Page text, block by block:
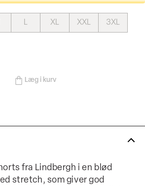
L XL XXL 3XL
Læg i kurv
fra Lindbergh i en blød
stretch, som giver god